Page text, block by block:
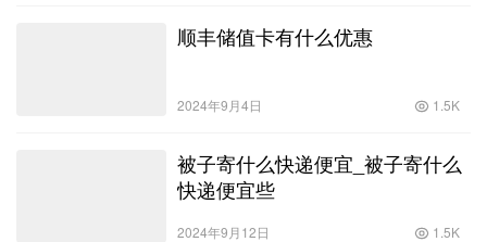
顺丰储值卡有什么优惠
2024年9月4日 1.5K
被子寄什么快递便宜_被子寄什么
快递便宜些
2024年9月12日 1.5K